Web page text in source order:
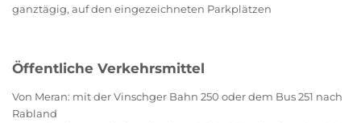
ganztägig, auf den eingezeichneten Parkplätzen
Öffentliche Verkehrsmittel
Von Meran: mit der Vinschger Bahn 250 oder dem Bus 251 nach
Rabland